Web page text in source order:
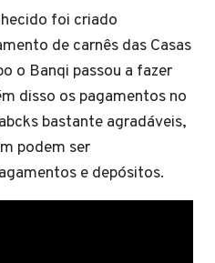
foi criado
de carnês das Casas
o Banqi passou a fazer
disso os pagamentos no
bastante agradáveis,
podem ser
e depósitos.